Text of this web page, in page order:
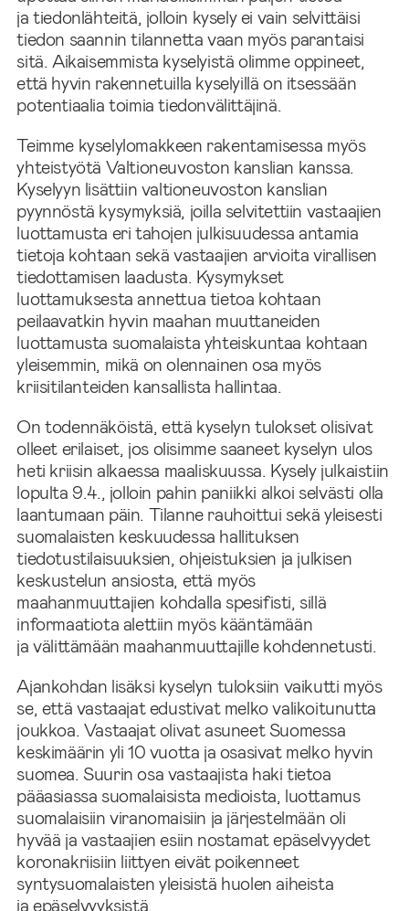
ja tiedonlähteitä, jolloin kysely ei vain selvittäisi
tiedon saannin tilannetta vaan myös parantaisi
sitä. Aikaisemmista kyselyistä olimme oppineet,
että hyvin rakennetuilla kyselyillä on itsessään
potentiaalia toimia tiedonvälittäjinä.
Teimme kyselylomakkeen rakentamisessa myös
yhteistyötä Valtioneuvoston kanslian kanssa.
Kyselyyn lisättiin valtioneuvoston kanslian
pyynnöstä kysymyksiä, joilla selvitettiin vastaajien
luottamusta eri tahojen julkisuudessa antamia
tietoja kohtaan sekä vastaajien arvioita virallisen
tiedottamisen laadusta. Kysymykset
luottamuksesta annettua tietoa kohtaan
peilaavatkin hyvin maahan muuttaneiden
luottamusta suomalaista yhteiskuntaa kohtaan
yleisemmin, mikä on olennainen osa myös
kriisitilanteiden kansallista hallintaa.
On todennäköistä, että kyselyn tulokset olisivat
olleet erilaiset, jos olisimme saaneet kyselyn ulos
heti kriisin alkaessa maaliskuussa. Kysely julkaistiin
lopulta 9.4., jolloin pahin paniikki alkoi selvästi olla
laantumaan päin. Tilanne rauhoittui sekä yleisesti
suomalaisten keskuudessa hallituksen
tiedotustilaisuuksien, ohjeistuksien ja julkisen
keskustelun ansiosta, että myös
maahanmuuttajien kohdalla spesifisti, sillä
informaatiota alettiin myös kääntämään
ja välittämään maahanmuuttajille kohdennetusti.
Ajankohdan lisäksi kyselyn tuloksiin vaikutti myös
se, että vastaajat edustivat melko valikoitunutta
joukkoa. Vastaajat olivat asuneet Suomessa
keskimäärin yli 10 vuotta ja osasivat melko hyvin
suomea. Suurin osa vastaajista haki tietoa
pääasiassa suomalaisista medioista, luottamus
suomalaisiin viranomaisiin ja järjestelmään oli
hyvää ja vastaajien esiin nostamat epäselvyydet
koronakriisiin liittyen eivät poikenneet
syntysuomalaisten yleisistä huolen aiheista
ja epäselvyyksistä.